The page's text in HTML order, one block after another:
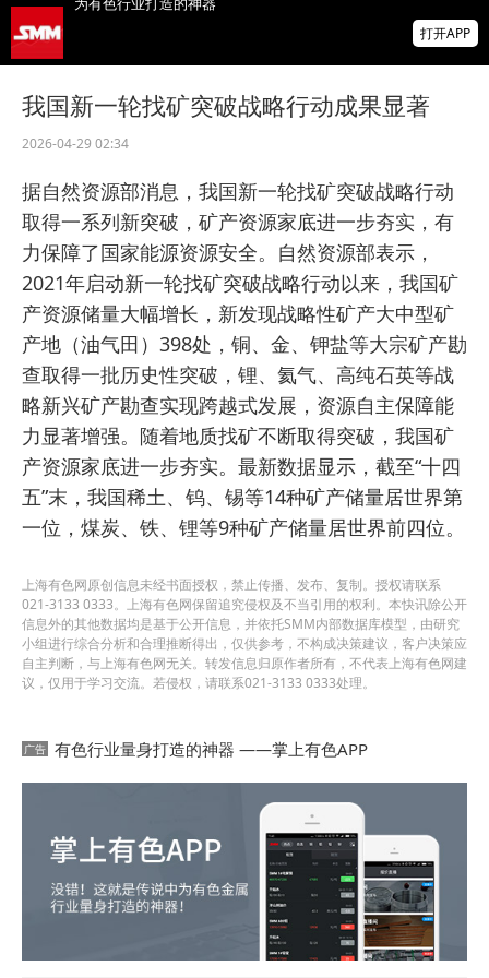
海绵锆等23项招标公告
ASCC2026（第八届）汽车供应链大会
打开APP
我国新一轮找矿突破战略行动成果显著
2026-04-29 02:34
据自然资源部消息，我国新一轮找矿突破战略行动
取得一系列新突破，矿产资源家底进一步夯实，有
力保障了国家能源资源安全。自然资源部表示，
2021年启动新一轮找矿突破战略行动以来，我国矿
产资源储量大幅增长，新发现战略性矿产大中型矿
产地（油气田）398处，铜、金、钾盐等大宗矿产勘
查取得一批历史性突破，锂、氦气、高纯石英等战
略新兴矿产勘查实现跨越式发展，资源自主保障能
力显著增强。随着地质找矿不断取得突破，我国矿
产资源家底进一步夯实。最新数据显示，截至“十四
五”末，我国稀土、钨、锡等14种矿产储量居世界第
一位，煤炭、铁、锂等9种矿产储量居世界前四位。
上海有色网原创信息未经书面授权，禁止传播、发布、复制。授权请联系
021-3133 0333。上海有色网保留追究侵权及不当引用的权利。本快讯除公开
信息外的其他数据均是基于公开信息，并依托SMM内部数据库模型，由研究
小组进行综合分析和合理推断得出，仅供参考，不构成决策建议，客户决策应
自主判断，与上海有色网无关。转发信息归原作者所有，不代表上海有色网建
议，仅用于学习交流。若侵权，请联系021-3133 0333处理。
有色行业量身打造的神器 ——掌上有色APP